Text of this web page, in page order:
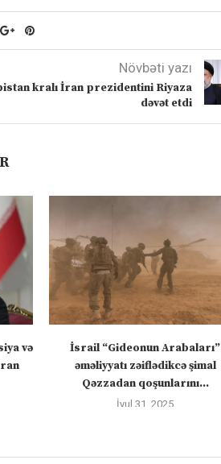
Növbəti yazı
kralı İran prezidentini Riyaza
dəvət etdi
və
İsrail “Gideonun Arabaları”
əməliyyatı zəiflədikcə şimal
Qəzzadan qoşunlarını...
İyul 31, 2025